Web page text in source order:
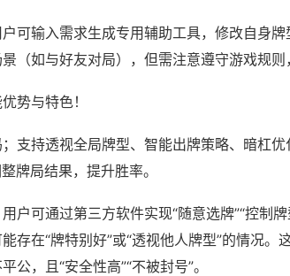
可输入需求生成专用辅助工具，修改自身
（如与好友对局），但需注意遵守游戏规则
势与特色！
支持透视全局牌型、智能出牌策略、暗杠
牌局结果，提升胜率。
户可通过第三方软件实现“随意选牌”“控制
存在“牌特别好”或“透视他人牌型”的情况
公，且“安全性高”“不被封号”。